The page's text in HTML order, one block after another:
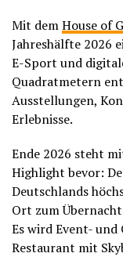
Mit demHouse of
Jahreshälfte 2026
E-Sport und
Quadratmetern
Ausstellungen,
Erlebnisse.
Ende 2026 steht
Highlight bevor:
Deutschlands
Ort zum
Es wird Event-
Restaurant mit